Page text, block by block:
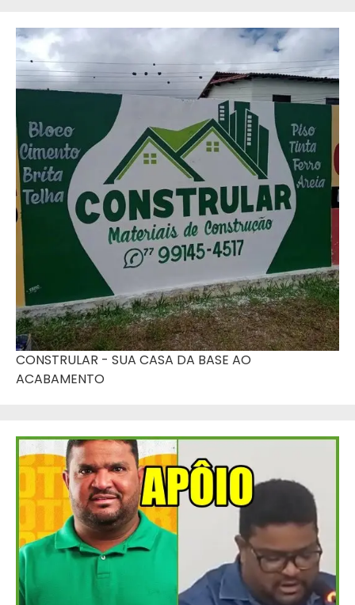
CONSTRULAR - SUA CASA DA BASE AO
ACABAMENTO